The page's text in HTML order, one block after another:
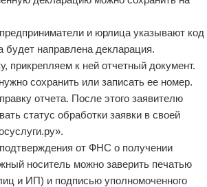
и юрлица указывают код
направлена декларация.
прикрепляем к ней отчетный документ.
сохранить или записать ее номер.
отчета. После этого заявителю
статус обработки заявки в своей
от ФНС о получении
носитель можно заверить печатью
и ИП) и подписью уполномоченного